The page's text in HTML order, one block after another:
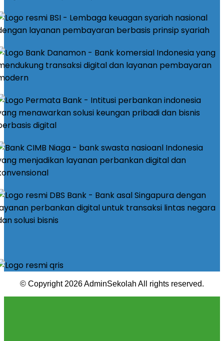
© Copyright 2026 AdminSekolah All rights reserved.